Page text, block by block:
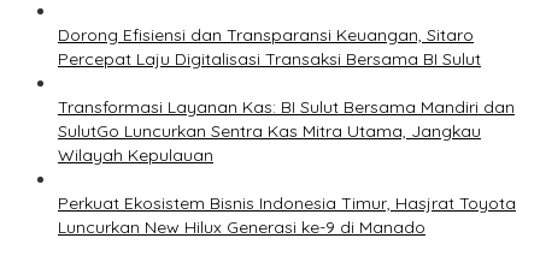
Dorong Efisiensi dan Transparansi Keuangan, Sitaro
Percepat Laju Digitalisasi Transaksi Bersama BI Sulut
Transformasi Layanan Kas: BI Sulut Bersama Mandiri dan
SulutGo Luncurkan Sentra Kas Mitra Utama, Jangkau
Wilayah Kepulauan
Perkuat Ekosistem Bisnis Indonesia Timur, Hasjrat Toyota
Luncurkan New Hilux Generasi ke-9 di Manado